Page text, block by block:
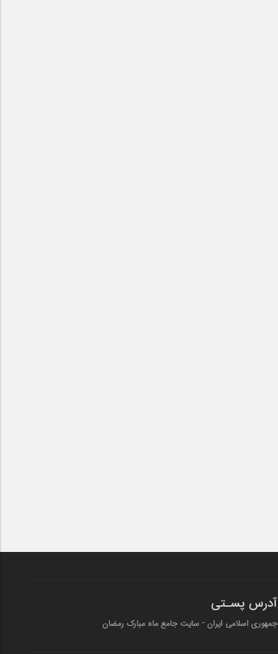
آدرس پسـتی
جمهوری اسلامی ایران - سایت جامع ماه مبارک رمضان